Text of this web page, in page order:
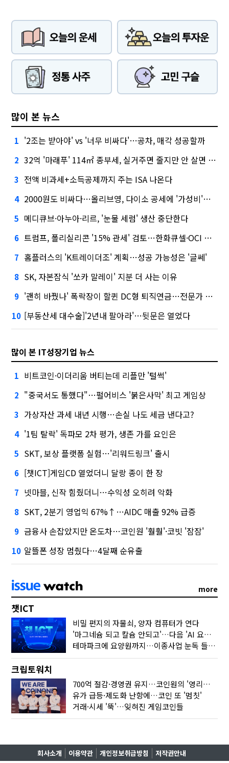
많이 본 뉴스
1 '2조는 받아야' vs '너무 비싸다'…공차, 매각 성공할까
2 32억 '마래푸' 114㎡ 종부세, 실거주면 줄지만 안 살면 2.5배
3 전액 비과세+소득공제까지 주는 ISA 나온다
4 2000원도 비싸다…올리브영, 다이소 공세에 '가성비'로 맞불
5 메디큐브·아누아·리르, '눈물 세럼' 생산 중단한다
6 트럼프, 폴리실리콘 '15% 관세' 검토…한화큐셀·OCI 영향은?
7 홈플러스의 'K트레이더조' 계획…성공 가능성은 '글쎄'
8 SK, 자본잠식 '쏘카 말레이' 지분 더 사는 이유
9 '괜히 바꿨나' 폭락장이 할퀸 DC형 퇴직연금…전문가 조언은
10 [부동산세 대수술]'2년내 팔아라'…뒷문은 열었다
많이 본 IT성장기업 뉴스
1 비트코인·이더리움 버티는데 리플만 '털썩'
2 "중국서도 통했다"…펄어비스 '붉은사막' 최고 게임상
3 가상자산 과세 내년 시행…손실 나도 세금 낸다고?
4 '1팀 탈락' 독파모 2차 평가, 생존 가를 요인은
5 SKT, 보상 플랫폼 실험…'리워드링크' 출시
6 [챗ICT]게임CD 열었더니 달랑 종이 한 장
7 넷마블, 신작 힘줬더니…수익성 오히려 악화
8 SKT, 2분기 영업익 67%↑…AIDC 매출 92% 급증
9 금융사 손잡았지만 온도차…코인원 '훨훨'·코빗 '잠잠'
10 알뜰폰 성장 멈췄다…4달째 순유출
more
챗ICT
비밀 편지의 자물쇠, 양자 컴퓨터가 연다
'마그네슘 되고 칼슘 안되고'…다음 'AI 요약' 갈 길은
테마파크에 요양원까지…이종사업 눈독 들이는 게임사
크립토워치
700억 절감·경영권 유지…코인원의 '영리한 딜'
유가 급등·제도화 난항에…코인 또 '멈칫'
거래·시세 '뚝'…잊혀진 게임코인들
회사소개 이용약관 개인정보취급방침 저작권안내